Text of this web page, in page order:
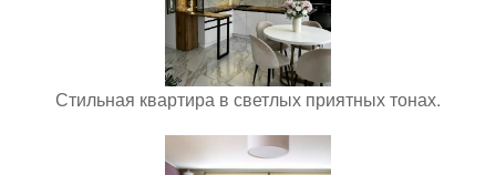
Стильная квартира в светлых приятных тонах.